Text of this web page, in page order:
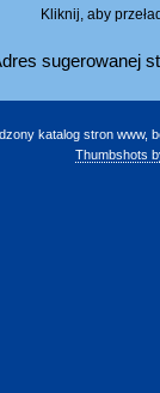
Kliknij, aby
sugerowanej
katalog stron www,
Thumbshots